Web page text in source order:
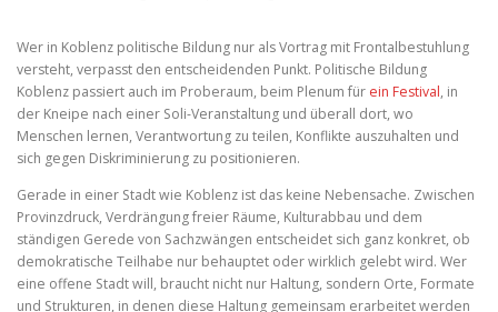
Wer in Koblenz politische Bildung nur als Vortrag mit Frontalbestuhlung
versteht, verpasst den entscheidenden Punkt. Politische Bildung
Koblenz passiert auch im Proberaum, beim Plenum für ein Festival, in
der Kneipe nach einer Soli-Veranstaltung und überall dort, wo
Menschen lernen, Verantwortung zu teilen, Konflikte auszuhalten und
sich gegen Diskriminierung zu positionieren.
Gerade in einer Stadt wie Koblenz ist das keine Nebensache. Zwischen
Provinzdruck, Verdrängung freier Räume, Kulturabbau und dem
ständigen Gerede von Sachzwängen entscheidet sich ganz konkret, ob
demokratische Teilhabe nur behauptet oder wirklich gelebt wird. Wer
eine offene Stadt will, braucht nicht nur Haltung, sondern Orte, Formate
und Strukturen, in denen diese Haltung gemeinsam erarbeitet werden